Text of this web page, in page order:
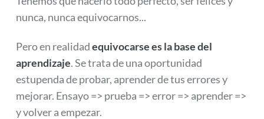
nunca, nunca equivocarnos...
Pero en realidadequivocarse es la base del
aprendizaje. Se trata de una oportunidad
estupenda de probar, aprender de tus errores y
mejorar. Ensayo => prueba => error => aprender =>
y volver a empezar.